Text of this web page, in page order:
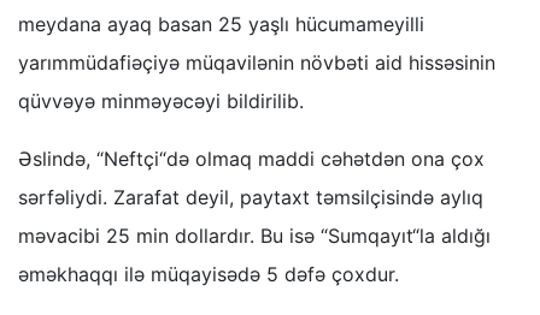
meydana ayaq basan 25 yaşlı hücumameyilli
yarımmüdafiəçiyə müqavilənin növbəti aid hissəsinin
qüvvəyə minməyəcəyi bildirilib.
Əslində, “Neftçi“də olmaq maddi cəhətdən ona çox
sərfəliydi. Zarafat deyil, paytaxt təmsilçisində aylıq
məvacibi 25 min dollardır. Bu isə “Sumqayıt“la aldığı
əməkhaqqı ilə müqayisədə 5 dəfə çoxdur.